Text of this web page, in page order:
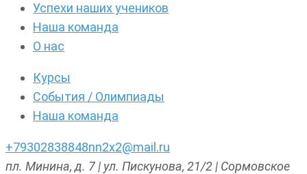
Успехи наших учеников
Наша команда
О нас
Курсы
События / Олимпиады
Наша команда
+79302838848nn2x2@mail.ru
пл. Минина, д. 7 | ул. Пискунова, 21/2 | Сормовское